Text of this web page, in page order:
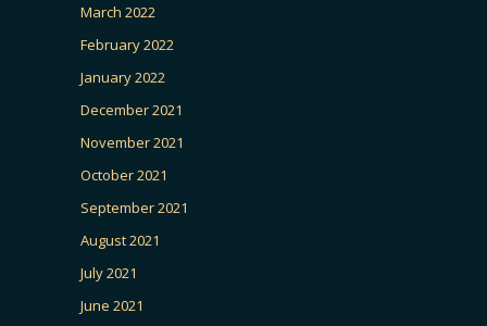
March 2022
February 2022
January 2022
December 2021
November 2021
October 2021
September 2021
August 2021
July 2021
June 2021